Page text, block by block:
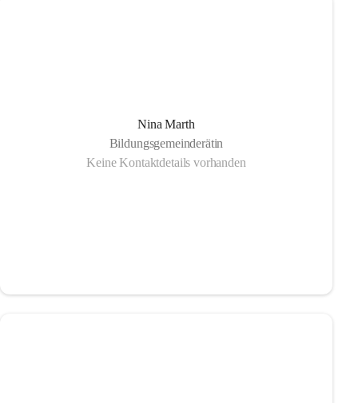
Nina Marth
Bildungsgemeinderätin
Keine Kontaktdetails vorhanden